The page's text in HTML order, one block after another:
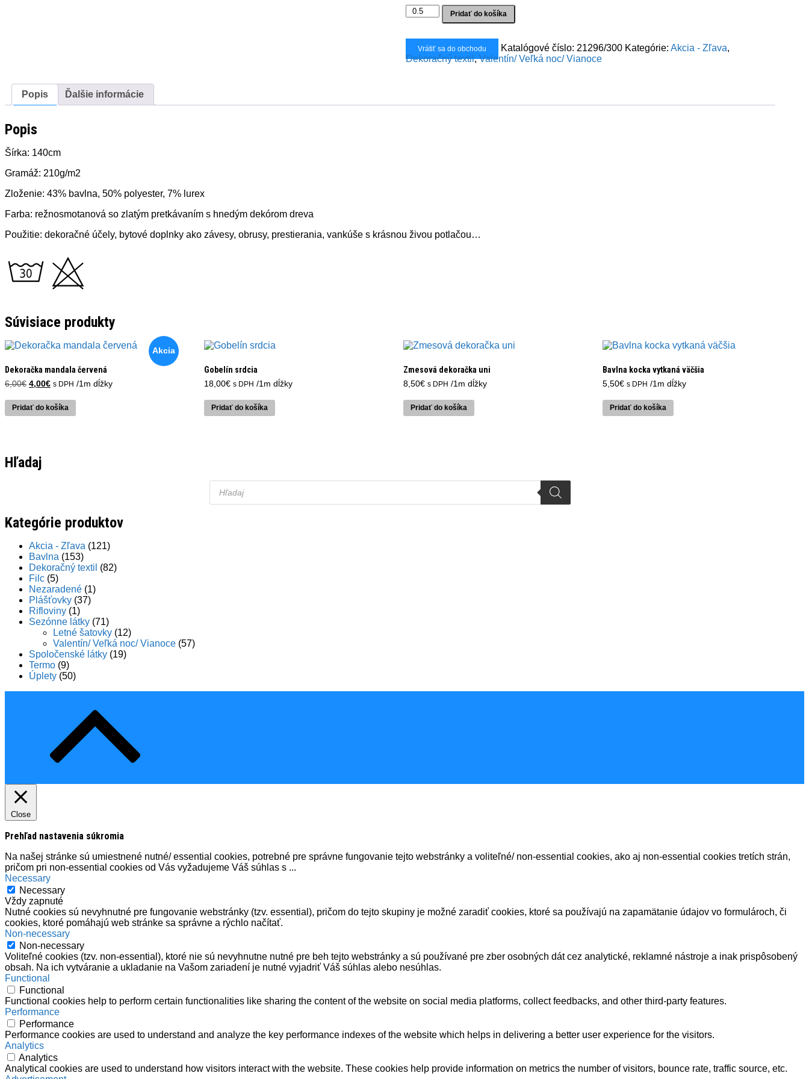
10,00€.6,00€.
množstvo
Dekoračka
lurex
Pridať do košíka
Vrátiť sa do obchodu Katalógové číslo: 21296/300 Kategórie: Akcia - Zľava,
Dekoračný textil,Valentín/ Veľká noc/ Vianoce
Popis Ďalšie informácie
Popis
Šírka: 140cm
Gramáž: 210g/m2
Zloženie: 43% bavlna, 50% polyester, 7% lurex
Farba: režnosmotanová so zlatým pretkávaním s hnedým dekórom dreva
Použitie: dekoračné účely, bytové doplnky ako závesy, obrusy, prestierania, vankúše s krásnou živou potlačou…
Súvisiace produkty
Akcia
Dekoračka mandala červená
6,00€ Pôvodná
bola:
6,00€.
4,00€Aktuálna
je:
4,00€.
s DPH /1m dĺžky
Pridať do košíka
Gobelín srdcia
18,00€ s DPH /1m dĺžky
Pridať do košíka
Zmesová dekoračka uni
8,50€ s DPH /1m dĺžky
Pridať do košíka
Bavlna kocka vytkaná väčšia
5,50€ s DPH /1m dĺžky
Pridať do košíka
Hľadaj
Products
search
Kategórie produktov
Akcia - Zľava (121)
Bavlna (153)
Dekoračný textil (82)
Filc (5)
Nezaradené (1)
Plášťovky (37)
Rifloviny (1)
Sezónne látky (71)
Letné šatovky (12)
Valentín/ Veľká noc/ Vianoce (57)
Spoločenské látky (19)
Termo (9)
Úplety (50)
Close
Prehľad nastavenia súkromia
Na našej stránke sú umiestnené nutné/ essential cookies, potrebné pre správne fungovanie tejto webstránky a voliteľné/ non-essential cookies, ako aj non-essential cookies tretích strán,
pričom pri non-essential cookies od Vás vyžadujeme Váš súhlas s ...
Necessary
Necessary
Vždy zapnuté
Nutné cookies sú nevyhnutné pre fungovanie webstránky (tzv. essential), pričom do tejto skupiny je možné zaradiť cookies, ktoré sa používajú na zapamätanie údajov vo formulároch, či
cookies, ktoré pomáhajú web stránke sa správne a rýchlo načítať.
Non-necessary
Non-necessary
Voliteľné cookies (tzv. non-essential), ktoré nie sú nevyhnutne nutné pre beh tejto webstránky a sú používané pre zber osobných dát cez analytické, reklamné nástroje a inak prispôsobený
obsah. Na ich vytváranie a ukladanie na Vašom zariadení je nutné vyjadriť Váš súhlas alebo nesúhlas.
Functional
Functional
Functional cookies help to perform certain functionalities like sharing the content of the website on social media platforms, collect feedbacks, and other third-party features.
Performance
Performance
Performance cookies are used to understand and analyze the key performance indexes of the website which helps in delivering a better user experience for the visitors.
Analytics
Analytics
Analytical cookies are used to understand how visitors interact with the website. These cookies help provide information on metrics the number of visitors, bounce rate, traffic source, etc.